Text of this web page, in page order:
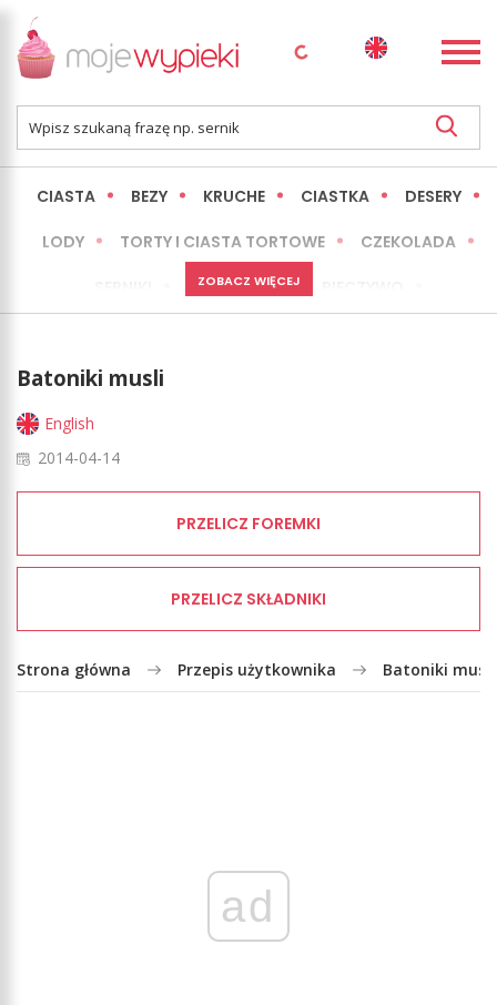
CIASTA BEZY KRUCHE CIASTKA DESERY
LODY TORTY I CIASTA TORTOWE CZEKOLADA
MINI WYPIEKI
LŻEJSZE / ZDROWSZE
ZOBACZ WIĘCEJ
Batoniki musli
English
2014-04-14
PRZELICZ FOREMKI
PRZELICZ SKŁADNIKI
Strona główna Przepis użytkownika Batoniki musli
ad